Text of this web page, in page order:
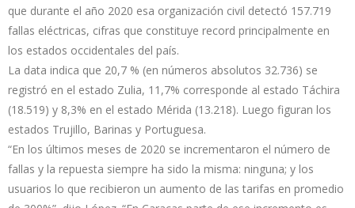
que durante el año 2020 esa organización civil detectó 157.719
fallas eléctricas, cifras que constituye record principalmente en
los estados occidentales del país.
La data indica que 20,7 % (en números absolutos 32.736) se
registró en el estado Zulia, 11,7% corresponde al estado Táchira
(18.519) y 8,3% en el estado Mérida (13.218). Luego figuran los
estados Trujillo, Barinas y Portuguesa.
“En los últimos meses de 2020 se incrementaron el número de
fallas y la repuesta siempre ha sido la misma: ninguna; y los
usuarios lo que recibieron un aumento de las tarifas en promedio